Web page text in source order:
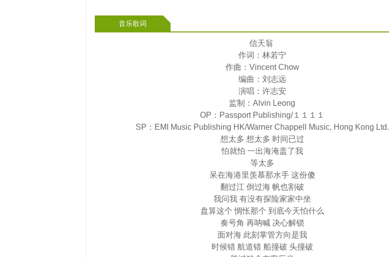
音乐歌词
信天翁
作词：林若宁
作曲：Vincent Chow
编曲：刘志远
演唱：许志安
监制：Alvin Leong
OP：Passport Publishing/１１１１
SP：EMI Music Publishing HK/Warner Chappell Music, Hong Kong Ltd.
想太多 想太多 时间已过
怕就怕 一出海淹盖了我
等太多
呆在海港里羡慕那水手 这份傻
翻过江 倒过海 帆也割破
我问我 有没有探险家家中坐
盘算这个 惆怅那个 到底今天怕什么
奏号角 再呐喊 决心解锁
面对海 此刻掌管方向是我
时候错 航道错 船撞破 头撞破